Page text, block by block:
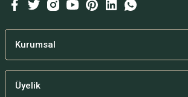
Bu ürüne benzer farklı alternatifler olmalı.
Kurumsal
Üyelik